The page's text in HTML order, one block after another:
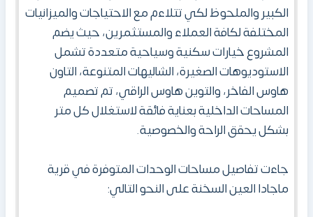
الكبير والملحوظ لكي تتلاءم مع الاحتياجات والميزانيات
المختلفة لكافة العملاء والمستثمرين، حيث يضم
المشروع خيارات سكنية وسياحية متعددة تشمل
الاستوديوهات الصغيرة، الشاليهات المتنوعة، التاون
هاوس الفاخر، والتوين هاوس الراقي، تم تصميم
المساحات الداخلية بعناية فائقة لاستغلال كل متر
بشكل يحقق الراحة والخصوصية.
جاءت تفاصيل مساحات الوحدات المتوفرة في قرية
ماجادا العين السخنة على النحو التالي: